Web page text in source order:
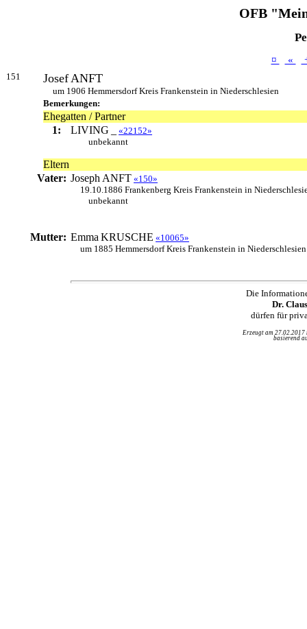
OFB
¤ «
151 JosefANFT
um 1906 Hemmersdorf Kreis Frankenstein in Niederschlesien
Bemerkungen:
Ehegatten / Partner
1:
LIVING
«22152»
unbekannt
Eltern
Vater: Joseph ANFT «150»
19.10.1886 Frankenberg Kreis Frankenstein in
unbekannt
Mutter: Emma KRUSCHE «10065»
um 1885 Hemmersdorf Kreis Frankenstein in Niederschlesien
Die
Dr.
dürfen für
Erzeugt am
basierend